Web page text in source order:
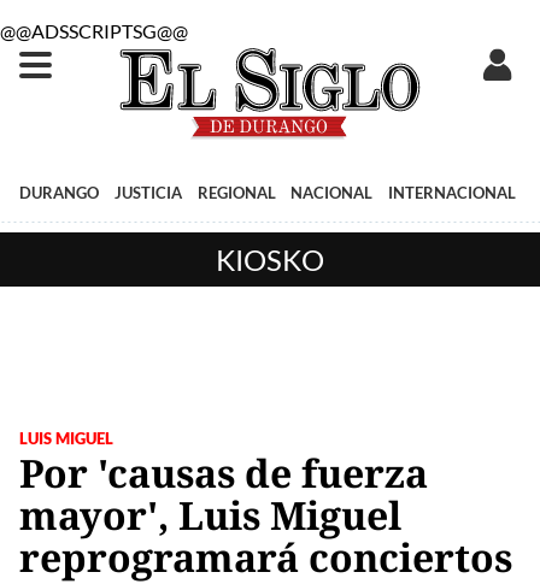
@@ADSSCRIPTSG@@
DURANGO JUSTICIA REGIONAL NACIONAL INTERNACIONAL
KIOSKO
LUIS MIGUEL
Por 'causas de fuerza
mayor', Luis Miguel
reprogramará conciertos